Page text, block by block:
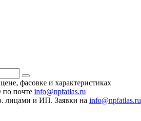
фасовке и характеристиках
почте info@npfatlas.ru
лицами и ИП. Заявки на info@npfatlas.ru